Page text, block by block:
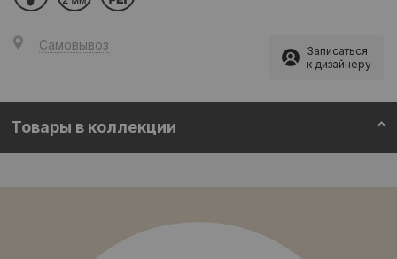
Самовывоз
Записаться
к дизайнеру
Товары в коллекции